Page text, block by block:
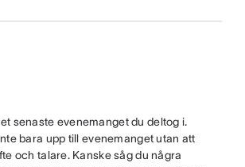
senaste evenemanget du deltog i.
bara upp till evenemanget utan att
och talare. Kanske såg du några